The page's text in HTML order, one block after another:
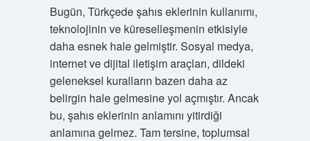
Bugün, Türkçede şahıs eklerinin kullanımı,
teknolojinin ve küreselleşmenin etkisiyle
daha esnek hale gelmiştir. Sosyal medya,
internet ve dijital iletişim araçları, dildeki
geleneksel kuralların bazen daha az
belirgin hale gelmesine yol açmıştır. Ancak
bu, şahıs eklerinin anlamını yitirdiği
anlamına gelmez. Tam tersine, toplumsal